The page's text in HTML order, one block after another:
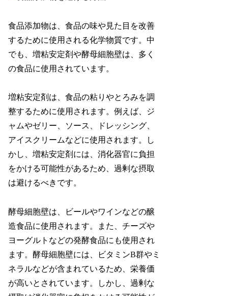
食品添加物は、食品の味や見た目を改善
するために使用される化学物質です。中
でも、増粘安定剤や酵母細胞壁は、多く
の食品に使用されています。
増粘安定剤は、食品の粘りやとろみを調
整するために使用されます。例えば、ジ
ャムやゼリー、ソース、ドレッシング、
アイスクリームなどに使用されます。し
かし、増粘安定剤には、消化器官に負担
をかける可能性があるため、過剰な摂取
は避けるべきです。
酵母細胞壁は、ビールやワインなどの醸
造食品に使用されます。また、チーズや
ヨーグルトなどの発酵食品にも使用され
ます。酵母細胞壁には、ビタミンB群やミ
ネラルなどが含まれているため、栄養価
が高いとされています。しかし、過剰な